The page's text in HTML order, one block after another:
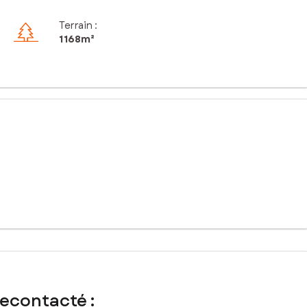
Terrain :
1 168m²
de Vacquiers.
: